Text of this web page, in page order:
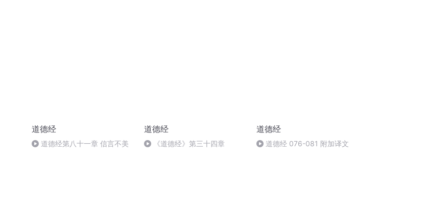
道德经
道德经第八十一章 信言不美
道德经
《道德经》第三十四章
道德经
道德经 076-081 附加译文